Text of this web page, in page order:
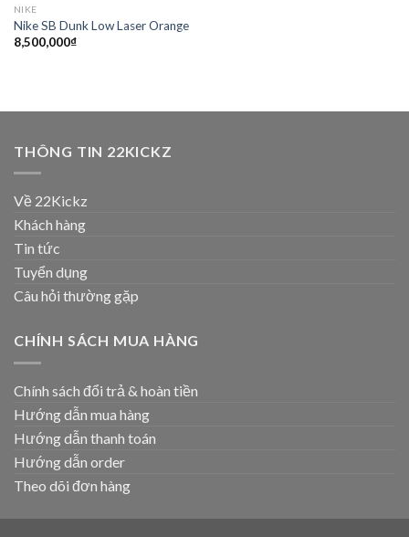
wishlist
NIKE
Nike SB Dunk Low Laser Orange
8,500,000₫
THÔNG TIN 22KICKZ
Về 22Kickz
Khách hàng
Tin tức
Tuyển dụng
Câu hỏi thường gặp
CHÍNH SÁCH MUA HÀNG
Chính sách đổi trả & hoàn tiền
Hướng dẫn mua hàng
Hướng dẫn thanh toán
Hướng dẫn order
Theo dõi đơn hàng